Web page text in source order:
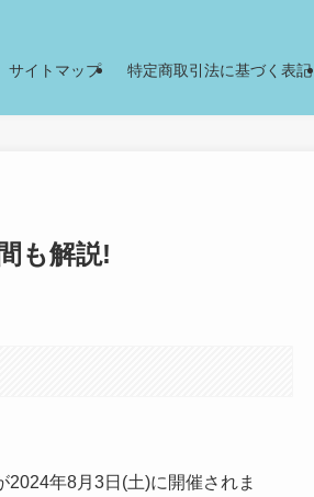
サイトマップ 特定商取引法に基づく表記
も解説!
2024年8月3日(土)に開催されま